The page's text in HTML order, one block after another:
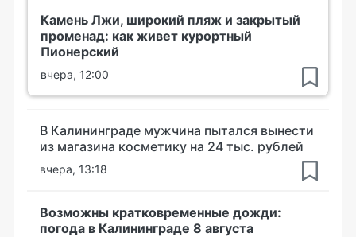
Камень Лжи, широкий пляж и закрытый
променад: как живет курортный
Пионерский
вчера, 12:00
В Калининграде мужчина пытался вынести
из магазина косметику на 24 тыс. рублей
вчера, 13:18
Возможны кратковременные дожди:
погода в Калининграде 8 августа